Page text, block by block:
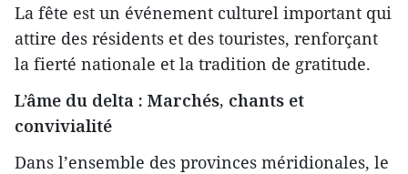
La fête est un événement culturel important qui
attire des résidents et des touristes, renforçant
la fierté nationale et la tradition de gratitude.
L’âme du delta : Marchés, chants et
convivialité
Dans l’ensemble des provinces méridionales, le